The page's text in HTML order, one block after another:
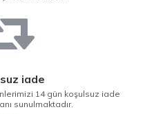
iade
14 gün koşulsuz iade
sunulmaktadır.